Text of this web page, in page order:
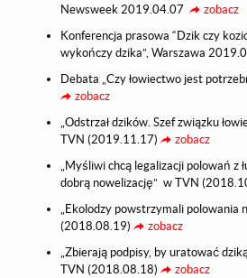
Newsweek 2019.04.07
zobacz
Konferencja prasowa “Dzik czy
wykończy dzika”, Warszawa
Debata „Czy łowiectwo jest
zobacz
„Odstrzał dzików. Szef związku
TVN (2019.11.17)
zobacz
„Myśliwi chcą legalizacji polowań z
dobrą nowelizację” w TVN
„Ekolodzy powstrzymali polowania
(2018.08.19)
zobacz
„Zbierają podpisy, by uratować
TVN (2018.08.18)
zobacz